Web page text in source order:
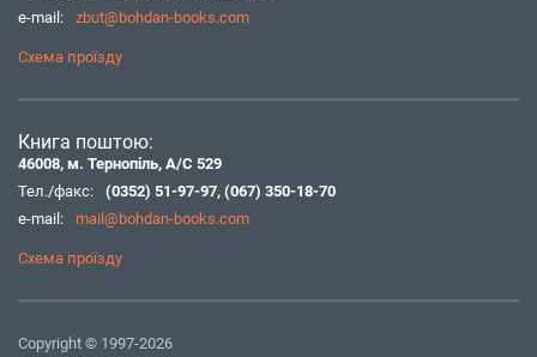
e-mail:
zbut@bohdan-books.com
Схема проїзду
Книга поштою:
46008, м. Тернопіль, А/С 529
Тел./факс:
(0352) 51-97-97, (067) 350-18-70
e-mail:
mail@bohdan-books.com
Схема проїзду
Copyright © 1997-2026